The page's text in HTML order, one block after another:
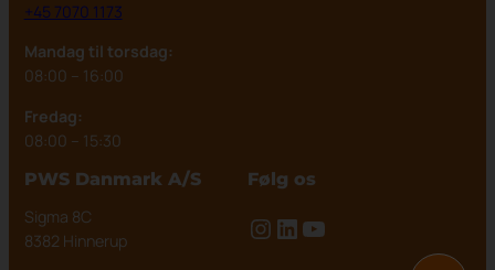
+45 7070 1173
Mandag til torsdag:
08:00 – 16:00
Fredag:
08:00 – 15:30
PWS Danmark A/S
Sigma 8C
8382 Hinnerup
Følg os
Instagram
LinkedIn
YouTube